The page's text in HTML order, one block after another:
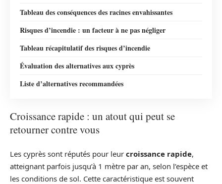
Tableau des conséquences des racines envahissantes
Risques d’incendie : un facteur à ne pas négliger
Tableau récapitulatif des risques d’incendie
Évaluation des alternatives aux cyprès
Liste d’alternatives recommandées
Croissance rapide : un atout qui peut se
retourner contre vous
Les cyprès sont réputés pour leur croissance rapide,
atteignant parfois jusqu’à 1 mètre par an, selon l’espèce et
les conditions de sol. Cette caractéristique est souvent